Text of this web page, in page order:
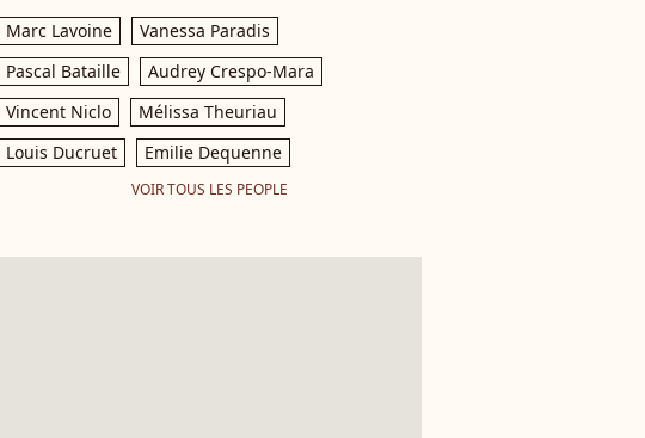
Marc Lavoine
Vanessa Paradis
Pascal Bataille
Audrey Crespo-Mara
Vincent Niclo
Mélissa Theuriau
Louis Ducruet
Emilie Dequenne
VOIR TOUS LES PEOPLE